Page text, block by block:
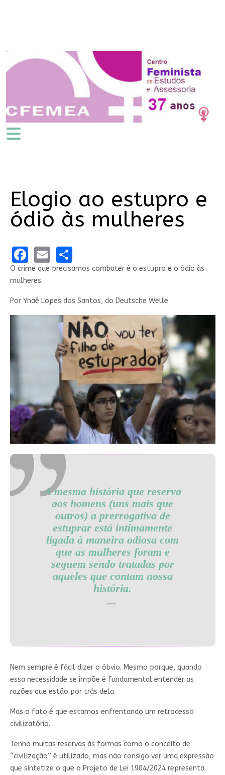
Elogio ao estupro e
ódio às mulheres
Facebook
EmailShare
O crime que precisamos combater é o estupro e o ódio às
mulheres.
Por Ynaê Lopes dos Santos, do Deutsche Welle
A mesma história que reserva
aos homens (uns mais que
outros) a prerrogativa de
estuprar está intimamente
ligada à maneira odiosa com
que as mulheres foram e
seguem sendo tratadas por
aqueles que contam nossa
história.
Nem sempre é fácil dizer o óbvio. Mesmo porque, quando
essa necessidade se impõe é fundamental entender as
razões que estão por trás dela.
Mas o fato é que estamos enfrentando um retrocesso
civilizatório.
Tenho muitas reservas às formas como o conceito de
“civilização” é utilizado, mas não consigo ver uma expressão
que sintetize o que o Projeto de Lei 1904/2024 representa: